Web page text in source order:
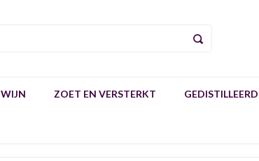
WIJN ZOET EN VERSTERKT GEDISTILLEERD